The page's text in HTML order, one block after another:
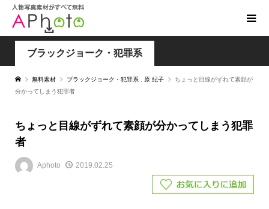
ブラックジョーク・犯罪系
無料素材 ブラックジョーク・犯罪系 原 紀子
ちょっと目線がずれて素顔が
分かってしまう犯罪者
ちょっと目線がずれて素顔が分かってしまう犯罪
者
Aphoto 2019.02.25